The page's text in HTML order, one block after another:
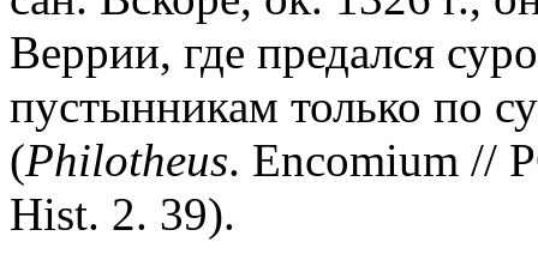
Веррии, где предался
пустынникам только по
(Philotheus. Encomium //
Hist. 2. 39).